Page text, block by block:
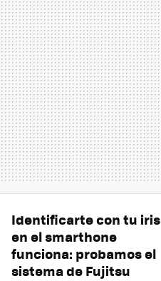
Identificarte con tu iris
en el smarthone
funciona: probamos el
sistema de Fujitsu